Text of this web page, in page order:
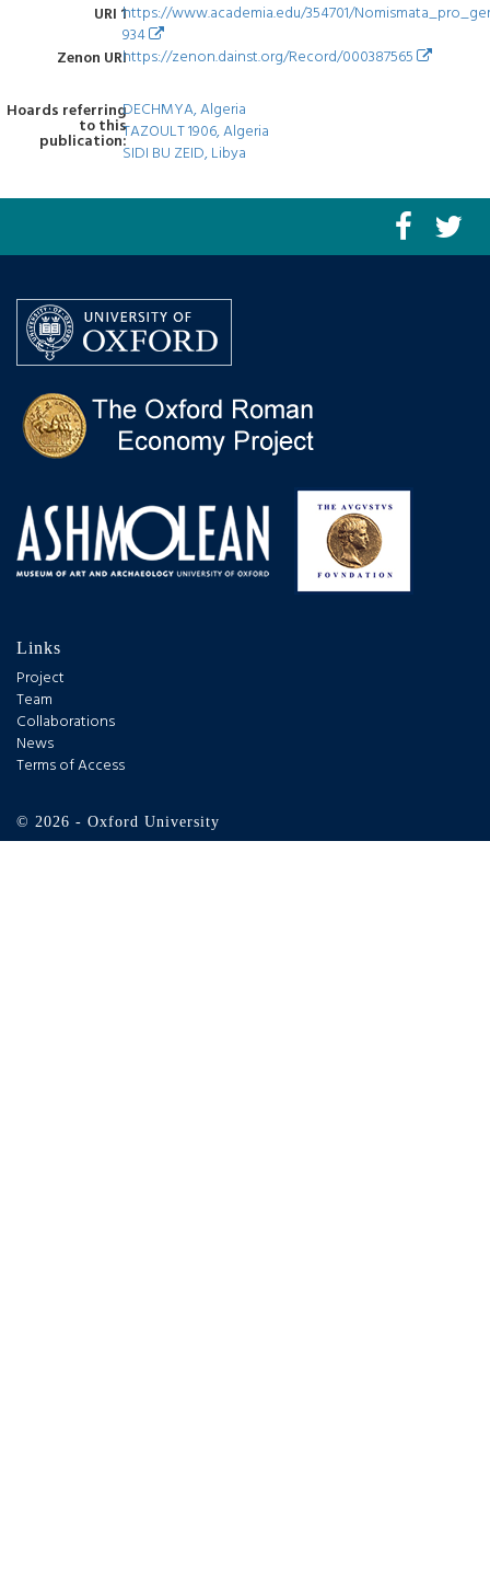
URI 1https://www.academia.edu/354701/
934
Zenon URIhttps://zenon.dainst.org/Record/000387565
Hoards referring
to this
publication:
DECHMYA, Algeria
TAZOULT 1906, Algeria
SIDI BU ZEID, Libya
Links
Project
Team
Collaborations
News
Terms of Access
© 2026 - Oxford University